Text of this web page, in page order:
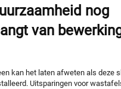
nog
van
kan het laten afweten als deze
Uitsparingen voor